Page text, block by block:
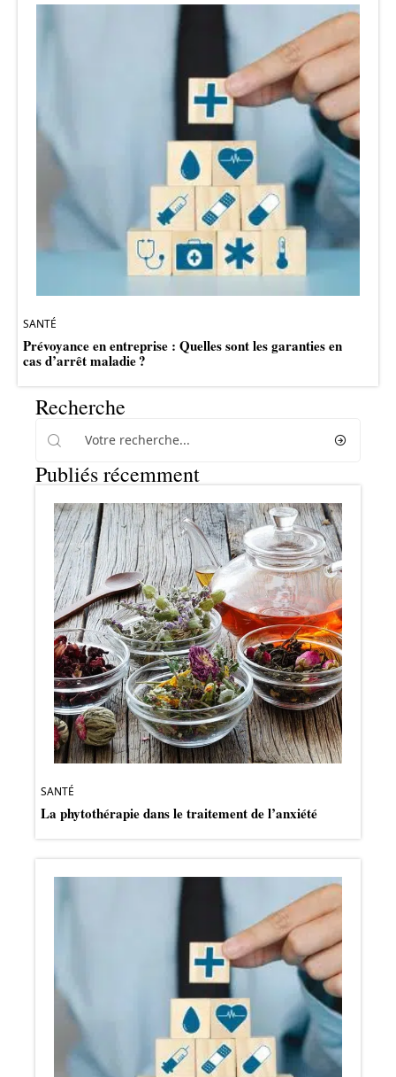
SANTÉ
Prévoyance en entreprise : Quelles sont les garanties en
cas d’arrêt maladie ?
Recherche
Publiés récemment
SANTÉ
La phytothérapie dans le traitement de l’anxiété